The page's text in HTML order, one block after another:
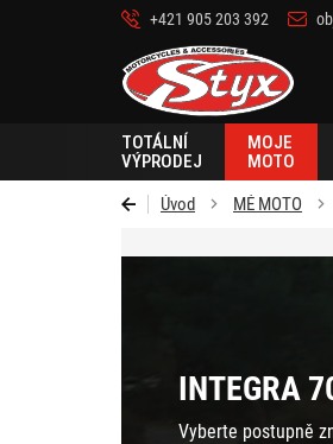
+421 905 203 392
Styx-
cz
TOTÁLNÍ
VÝPRODEJ
MOJE
MOTO
Úvod MÉ MOTO
INTEGRA
Vyberte postupně